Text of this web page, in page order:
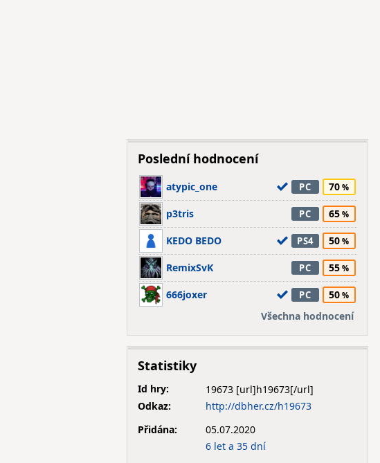
Poslední hodnocení
atypic_one PC 70
p3tris PC 65
KEDO BEDO PS4 50
RemixSvK PC 55
666joxer PC
50
Všechna hodnocení
Statistiky
Id hry:
19673
Odkaz:
http://dbher.cz/h19673
Přidána:
05.07.2020
6 let a 35 dní